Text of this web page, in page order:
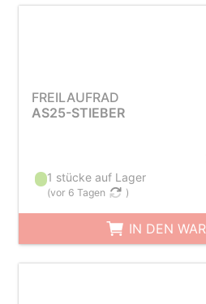
FREILAUFRAD
AS25-STIEBER
1 stücke auf Lager
(vor 6 Tagen )
IN DEN